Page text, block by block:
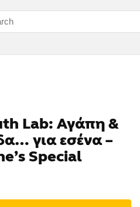
Lab: Αγάπη &
για εσένα –
Special